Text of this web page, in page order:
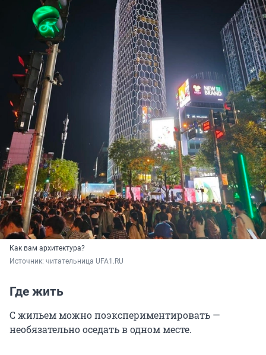
Как вам архитектура?
Источник: читательница UFA1.RU
Где жить
С жильем можно поэкспериментировать —
необязательно оседать в одном месте.